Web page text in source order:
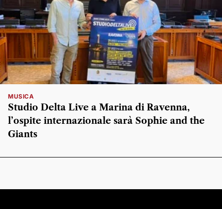
MUSICA
Studio Delta Live a Marina di Ravenna,
l’ospite internazionale sarà Sophie and the
Giants